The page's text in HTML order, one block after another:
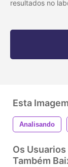
resultados no
Esta
Analisando
Os
Também